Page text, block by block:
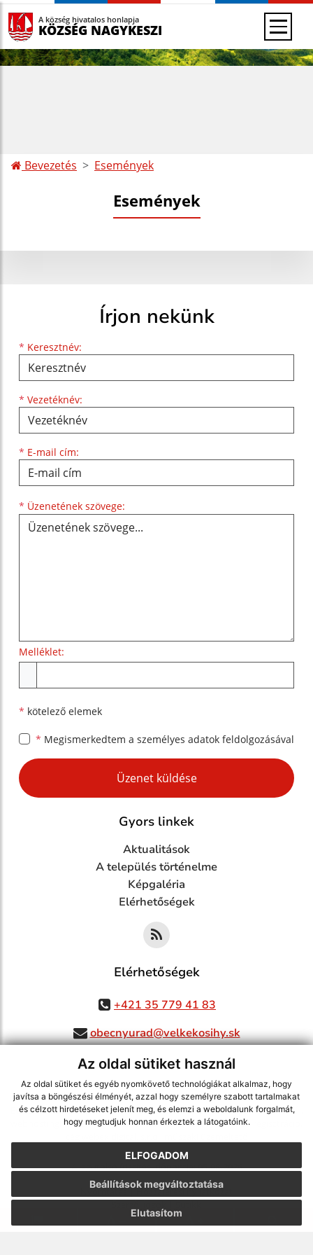
Az oldal sütiket használ
Az oldal sütiket és egyéb nyomkövető technológiákat alkalmaz, hogy
javítsa a böngészési élményét, azzal hogy személyre szabott tartalmakat
és célzott hirdetéseket jelenít meg, és elemzi a weboldalunk forgalmát,
hogy megtudjuk honnan érkeztek a látogatóink.
ELFOGADOM
Elutasítom
Beállítások megváltoztatása
A község hivatalos honlapja
KÖZSÉG NAGYKESZI
Bevezetés Események
Események
Írjon nekünk
* Keresztnév:
Keresztnév
* Vezetéknév:
Vezetéknév
* E-mail cím:
E-mail cím
* Üzenetének szövege:
Melléklet:
* kötelező elemek
* Megismerkedtem a személyes adatok feldolgozásával
Google reCaptcha Response
Üzenet küldése
Gyors linkek
Aktualitások
A település történelme
Képgaléria
Elérhetőségek
Elérhetőségek
+421 35 779 41 83
obecnyurad@velkekosihy.sk
jusson a legfrissebb információkhoz az RSS csatornánkon keresztűl,
ECHELON 2 tartalomkezelő rendszer,Honlap térkép,Internetes portál
webex.digital, s.r.o.,doménnevek ,doménnév regisztráció
A legutolsó frissítés időpontja:05.08.2026
Nyomtatás|Hozzáférési nyilatkozat